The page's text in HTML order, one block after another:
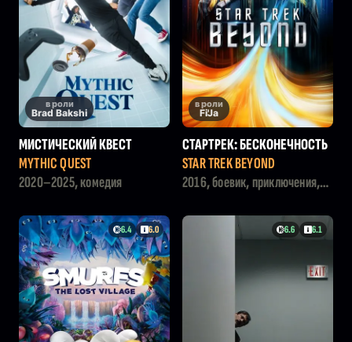
в роли
Brad Bakshi
МИСТИЧЕСКИЙ КВЕСТ
MYTHIC QUEST
2020–2025, комедия
в роли
Fi'Ja
СТАРТРЕК: БЕСКОНЕЧНОСТЬ
STAR TREK BEYOND
2016, боевик, приключения,
6.4 6.0 6.6 6.1